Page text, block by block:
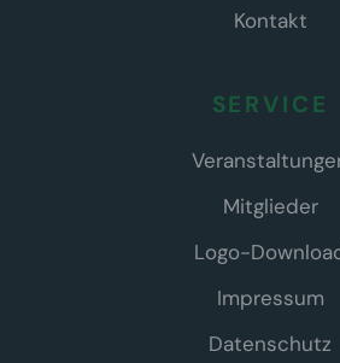
Kontakt
SERVICE
Mitglieder
Logo-
Impressum
Datenschutz